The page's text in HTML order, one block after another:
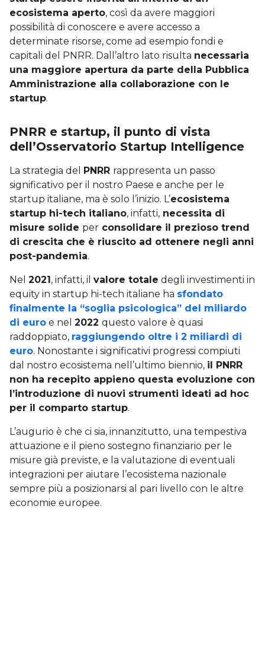
ecosistema aperto, così da avere maggiori
possibilità di conoscere e avere accesso a
determinate risorse, come ad esempio fondi e
capitali del PNRR. Dall’altro lato risulta necessaria
una maggiore apertura da parte della Pubblica
Amministrazione alla collaborazione con le
startup.
PNRR e startup, il punto di vista
dell’Osservatorio Startup Intelligence
La strategia del PNRR rappresenta un passo
significativo per il nostro Paese e anche per le
startup italiane, ma è solo l’inizio. L’ecosistema
startup hi-tech italiano, infatti, necessita di
misure solide per consolidare il prezioso trend
di crescita che è riuscito ad ottenere negli anni
post-pandemia.
Nel 2021, infatti, il valore totale degli investimenti in
equity in startup hi-tech italiane ha sfondato
finalmente la “soglia psicologica” del miliardo
di euro e nel 2022 questo valore è quasi
raddoppiato, raggiungendo oltre i 2 miliardi di
euro. Nonostante i significativi progressi compiuti
dal nostro ecosistema nell’ultimo biennio, il PNRR
non ha recepito appieno questa evoluzione con
l’introduzione di nuovi strumenti ideati ad hoc
per il comparto startup.
L’augurio è che ci sia, innanzitutto, una tempestiva
attuazione e il pieno sostegno finanziario per le
misure già previste, e la valutazione di eventuali
integrazioni per aiutare l’ecosistema nazionale
sempre più a posizionarsi al pari livello con le altre
economie europee.